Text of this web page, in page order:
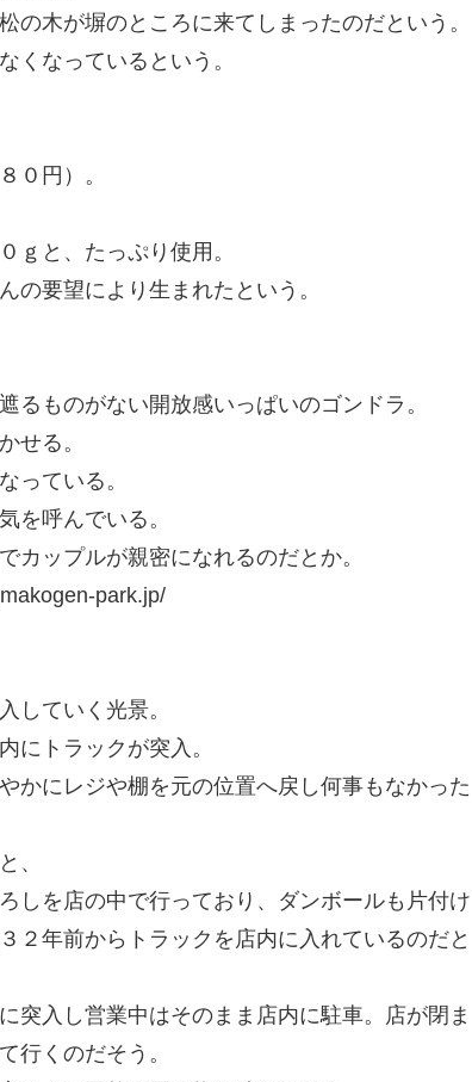
木が塀のところに来てしまったのだという。
くなっているという。
０円）。
ｇと、たっぷり使用。
の要望により生まれたという。
るものがない開放感いっぱいのゴンドラ。
せる。
っている。
を呼んでいる。
カップルが親密になれるのだとか。
park.jp/
していく光景。
にトラックが突入。
かにレジや棚を元の位置へ戻し何事もなかった
、
しを店の中で行っており、ダンボールも片付け
２年前からトラックを店内に入れているのだと
突入し営業中はそのまま店内に駐車。店が閉ま
行くのだそう。